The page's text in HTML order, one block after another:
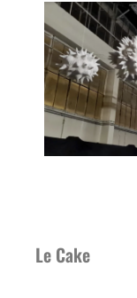
Le Cake